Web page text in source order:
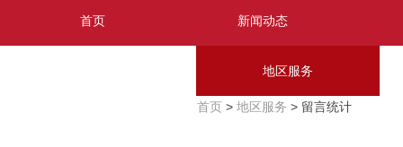
首页 新闻动态
地区服务
首页> 地区服务 > 留言统计